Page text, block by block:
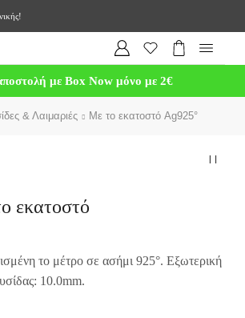
με Box Now μόνο με 2€
& Λαιμαριές Με το εκατοστό Ag925°
εκατοστό
το μέτρο σε ασήμι 925°. Εξωτερική
10.0mm.